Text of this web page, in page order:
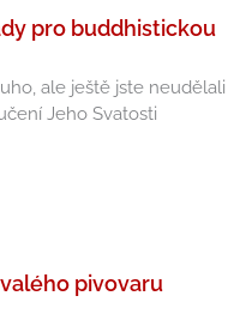
pro buddhistickou
ale ještě jste neudělali
Jeho Svatosti
pivovaru